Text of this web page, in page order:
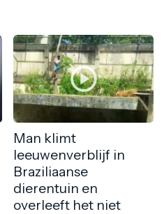
Man klimt
leeuwenverblijf in
Braziliaanse
dierentuin en
overleeft het niet